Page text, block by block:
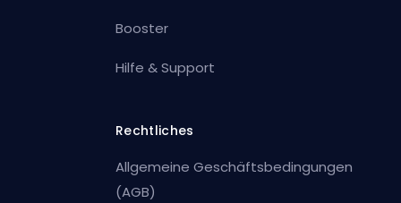
Booster
Hilfe & Support
Rechtliches
Allgemeine Geschäftsbedingungen
(AGB)